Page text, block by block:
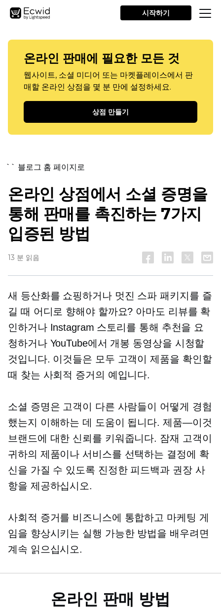
시작하기
온라인 판매에 필요한 모든 것
웹사이트, 소셜 미디어 또는 마켓플레이스에서 판
매할 온라인 상점을 몇 분 만에 설정하세요.
상점 만들기
`` 블로그 홈 페이지로
온라인 상점에서 소셜 증명을
통해 판매를 촉진하는 7가지
입증된 방법
13 분 읽음
새 등산화를 쇼핑하거나 멋진 스파 패키지를 즐
길 때 어디로 향해야 할까요? 아마도 리뷰를 확
인하거나 Instagram 스토리를 통해 추천을 요
청하거나 YouTube에서 개봉 동영상을 시청할
것입니다. 이것들은 모두 고객이 제품을 확인할
때 찾는 사회적 증거의 예입니다.
소셜 증명은 고객이 다른 사람들이 어떻게 경험
했는지 이해하는 데 도움이 됩니다. 제품—이것
브랜드에 대한 신뢰를 키워줍니다. 잠재 고객이
귀하의 제품이나 서비스를 선택하는 결정에 확
신을 가질 수 있도록 진정한 피드백과 권장 사
항을 제공하십시오.
사회적 증거를 비즈니스에 통합하고 마케팅 게
임을 향상시키는 실행 가능한 방법을 배우려면
계속 읽으십시오.
온라인 판매 방법